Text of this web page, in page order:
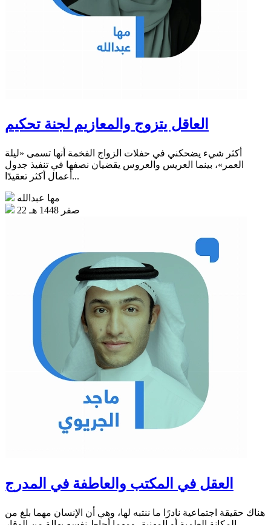
العاقل يتزوج والمعازيم لجنة تحكيم
أكثر شيء يضحكني في حفلات الزواج الفخمة أنها تسمى «ليلة
العمر»، بينما العريس والعروس يقضيان نصفها في تنفيذ جدول
مها عبدالله
22 صفر 1448 هـ
العقل في المكتب والعاطفة في المدرج
هناك حقيقة اجتماعية نادرًا ما ننتبه لها، وهي أن الإنسان مهما بلغ من